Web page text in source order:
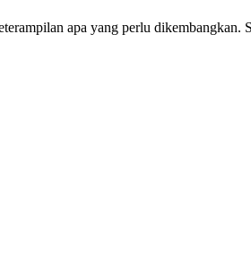
apa yang perlu